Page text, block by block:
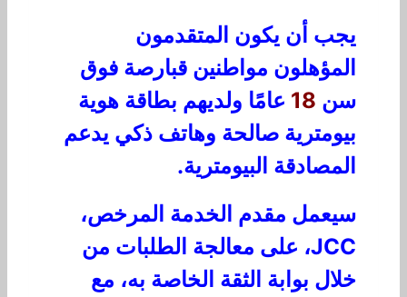
يجب أن يكون المتقدمون
المؤهلون مواطنين قبارصة فوق
سن 18 عامًا ولديهم بطاقة هوية
بيومترية صالحة وهاتف ذكي يدعم
المصادقة البيومترية.
سيعمل مقدم الخدمة المرخص،
JCC، على معالجة الطلبات من
خلال بوابة الثقة الخاصة به، مع